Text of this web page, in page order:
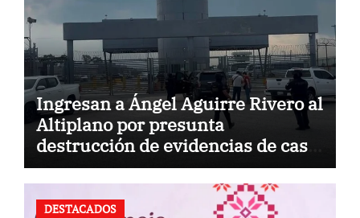
Ingresan a Ángel Aguirre Rivero al
Altiplano por presunta
destrucción de evidencias de caso
Ayotzinapa
DESTACADOS